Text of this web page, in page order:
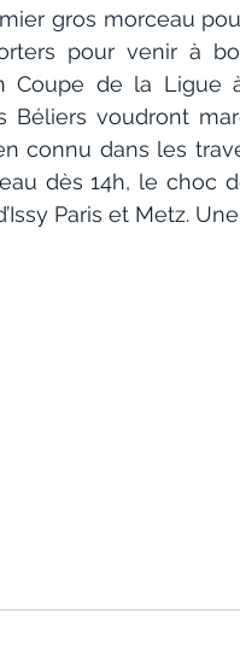
gros morceau
pour venir à
Coupe de la Ligue
Béliers voudront
connu dans les
dès 14h, le choc
Paris et Metz.